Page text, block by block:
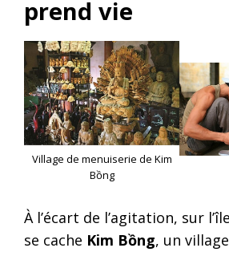
prend vie
Village de menuiserie de Kim
Bồng
À l’écart de l’agitation, sur
se cache Kim Bồng, un